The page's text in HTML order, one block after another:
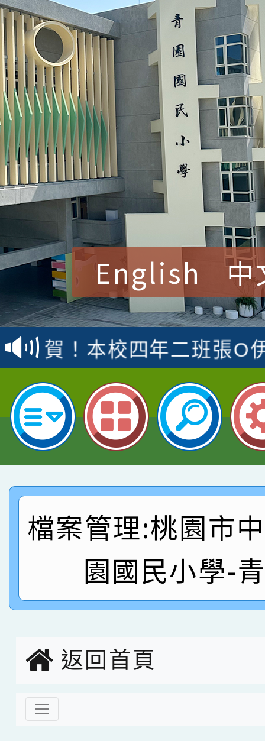
English 中
賀！本校參加桃園市中
賽 洪綺君教師榮獲社
名
賀！本校阿巴斯O蜜、
倩參加桃園市科展 國
名 指導老師王老師、
賀！本校四年二班張O
園市英語競賽國小朗讀
指導老師林老師
賀！本校參加桃園市中
賽 劉文瑛教師榮獲教
臺灣台語-第二名
賀！本校參與2026世
市賽榮獲科學小創客佳
創客第三名。
賀！本校參加桃園市中
名 指導老師王老師、
賀！本校四年二班張O
園市英語競賽國小朗讀
指導老師林老師
賀！本校參加桃園市中
賽 劉文瑛教師榮獲教
臺灣台語-第二名
賀！本校參與2026世
市賽榮獲科學小創客佳
創客第三名。
檔案管理:桃園市
園國民小學-
返回首頁